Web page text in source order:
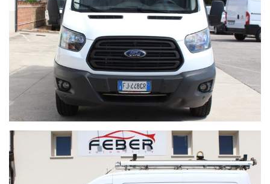
*****SALVO ERRORI E OMISSIONI*****
Visita il nostro sito per vedere tutti i veicoli disponibili in pronta
consegna.
febersrl.it